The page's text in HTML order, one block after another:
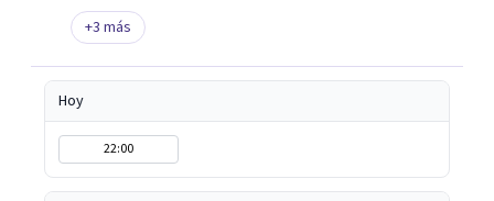
+3 más
Hoy
22:00